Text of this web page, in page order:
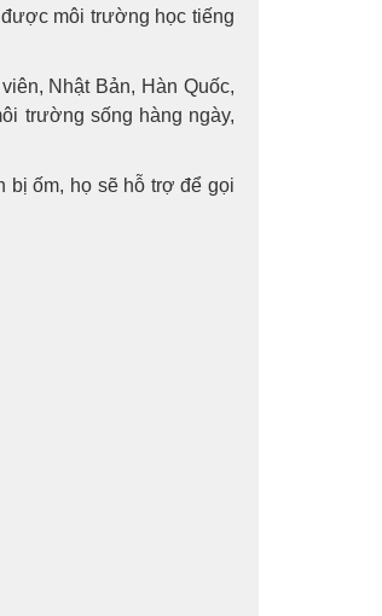
môi trường học tiếng
Nhật Bản, Hàn Quốc,
trường sống hàng ngày,
bị ốm, họ sẽ hỗ trợ để gọi